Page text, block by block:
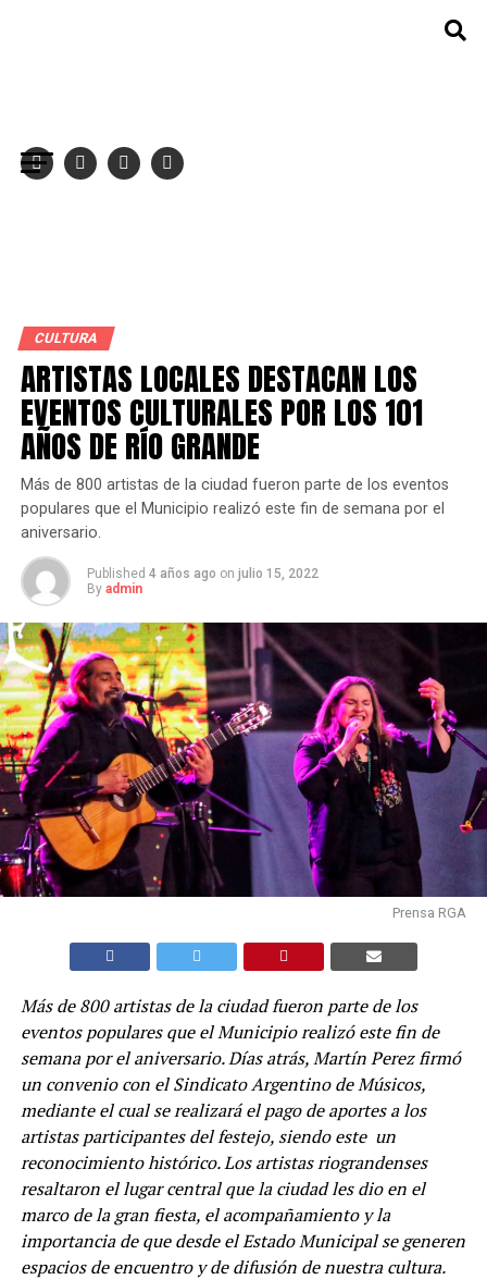
CULTURA
ARTISTAS LOCALES DESTACAN LOS
EVENTOS CULTURALES POR LOS 101
AÑOS DE RÍO GRANDE
Más de 800 artistas de la ciudad fueron parte de los eventos
populares que el Municipio realizó este fin de semana por el
aniversario.
Published 4 años ago on julio 15, 2022
By admin
Prensa RGA
Más de 800 artistas de la ciudad fueron parte de los
eventos populares que el Municipio realizó este fin de
semana por el aniversario. Días atrás, Martín Perez firmó
un convenio con el Sindicato Argentino de Músicos,
mediante el cual se realizará el pago de aportes a los
artistas participantes del festejo, siendo este un
reconocimiento histórico. Los artistas riograndenses
resaltaron el lugar central que la ciudad les dio en el
marco de la gran fiesta, el acompañamiento y la
importancia de que desde el Estado Municipal se generen
espacios de encuentro y de difusión de nuestra cultura.